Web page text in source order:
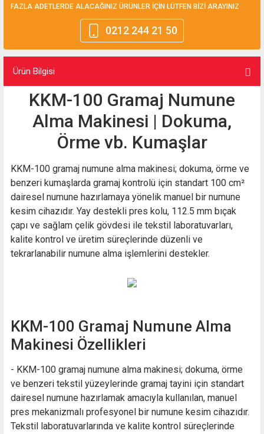
FAZLA ADETLERDE ALACAĞINIZ ÜRÜNLER İÇİN LÜTFEN BİZİ ARAYINIZ
0212 244 21 50
Ürün Bilgisi
KKM-100 Gramaj Numune
Alma Makinesi | Dokuma,
Örme vb. Kumaşlar
KKM-100 gramaj numune alma makinesi; dokuma, örme ve
benzeri kumaşlarda gramaj kontrolü için standart 100 cm²
dairesel numune hazırlamaya yönelik manuel bir numune
kesim cihazıdır. Yay destekli pres kolu, 112.5 mm bıçak
çapı ve sağlam çelik gövdesi ile tekstil laboratuvarları,
kalite kontrol ve üretim süreçlerinde düzenli ve
tekrarlanabilir numune alma işlemlerini destekler.
KKM-100 Gramaj Numune Alma
Makinesi Özellikleri
- KKM-100 gramaj numune alma makinesi; dokuma, örme
ve benzeri tekstil yüzeylerinde gramaj tayini için standart
dairesel numune hazırlamak amacıyla kullanılan, manuel
pres mekanizmalı profesyonel bir numune kesim cihazıdır.
Tekstil laboratuvarlarında ve kalite kontrol süreçlerinde